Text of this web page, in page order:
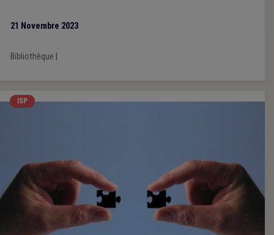
21 Novembre 2023
Bibliothèque
ISP